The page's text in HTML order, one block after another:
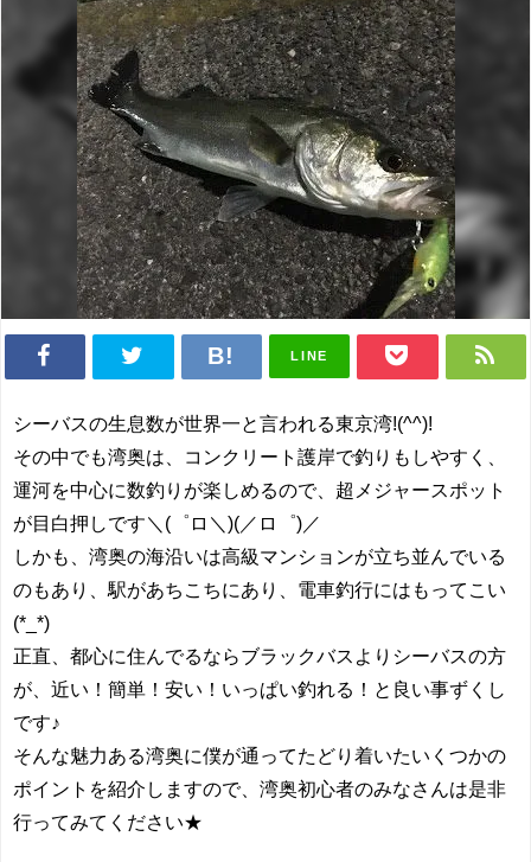
LINE
シーバスの生息数が世界一と言われる東京湾!(^^)!
その中でも湾奥は、コンクリート護岸で釣りもしやすく、
運河を中心に数釣りが楽しめるので、超メジャースポット
が目白押しです＼(゜ロ＼)(／ロ゜)／
しかも、湾奥の海沿いは高級マンションが立ち並んでいる
のもあり、駅があちこちにあり、電車釣行にはもってこい
(*_*)
正直、都心に住んでるならブラックバスよりシーバスの方
が、近い！簡単！安い！いっぱい釣れる！と良い事ずくし
です♪
そんな魅力ある湾奥に僕が通ってたどり着いたいくつかの
ポイントを紹介しますので、湾奥初心者のみなさんは是非
行ってみてください★